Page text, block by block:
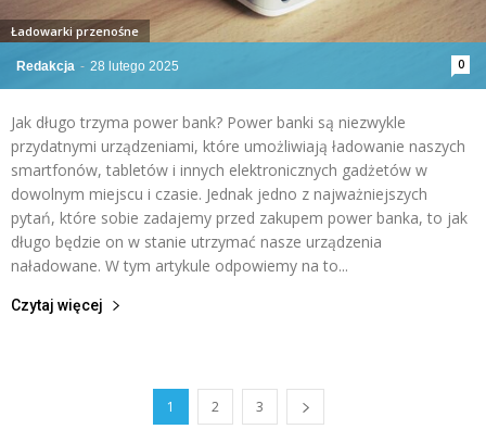
Redakcja - 28 lutego 2025 0
Ładowarki przenośne
Jak długo trzyma power bank? Power banki są niezwykle
przydatnymi urządzeniami, które umożliwiają ładowanie naszych
smartfonów, tabletów i innych elektronicznych gadżetów w
dowolnym miejscu i czasie. Jednak jedno z najważniejszych
pytań, które sobie zadajemy przed zakupem power banka, to jak
długo będzie on w stanie utrzymać nasze urządzenia
naładowane. W tym artykule odpowiemy na to...
Czytaj więcej
1 2 3